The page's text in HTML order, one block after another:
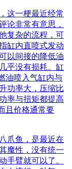
这一梗最近经常
论非常有意思，
复杂的流程，可
缸内直喷式发动
以间接的降低油
乎没有损耗。缸
油喷入气缸内与
功率大，压缩比
率与扭矩都提高
且价格通常要
爪鱼，是最近在
魔性，没有统一
手臂就可以了。